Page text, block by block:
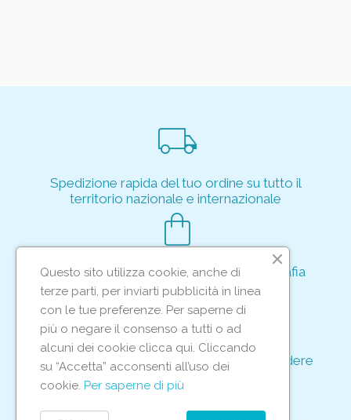
local_shipping
Spedizione rapida del tuo ordine su tutto il
territorio nazionale e internazionale
shopping_bag
Acquisto rapido e sicuro tramite crittografia
per proteggere le tue transazioni
support_agent
Supporto e assistenza dedicati per rispondere
storefront
Questo sito utilizza cookie, anche di
terze parti, per inviarti pubblicità in linea
con le tue preferenze. Per saperne di
più o negare il consenso a tutti o ad
alcuni dei cookie clicca qui. Cliccando
su “Accetta” acconsenti all’uso dei
cookie. Per saperne di più